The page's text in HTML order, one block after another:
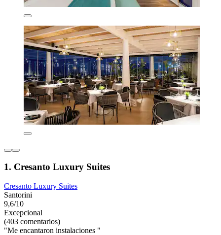
1. Cresanto Luxury Suites
Cresanto Luxury Suites
Santorini
9,6/10
Excepcional
(403 comentarios)
"Me encantaron instalaciones "